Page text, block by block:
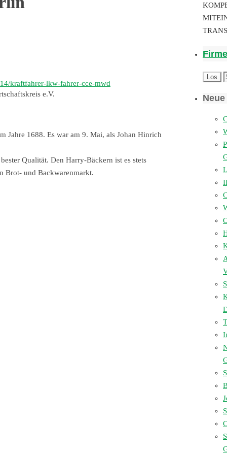
kraftfahrer-lkw-fahrer-cce-mwd
e.V.
Jahre 1688. Es war am 9. Mai, als Johan Hinrich
Qualität. Den Harry-Bäckern ist es stets
Brot- und Backwarenmarkt.